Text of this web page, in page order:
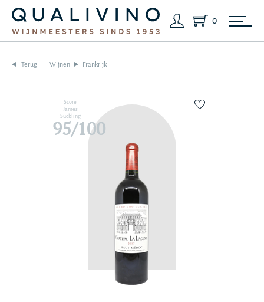
0
Terug Wijnen Frankrijk
Score
James
Suckling
95/100